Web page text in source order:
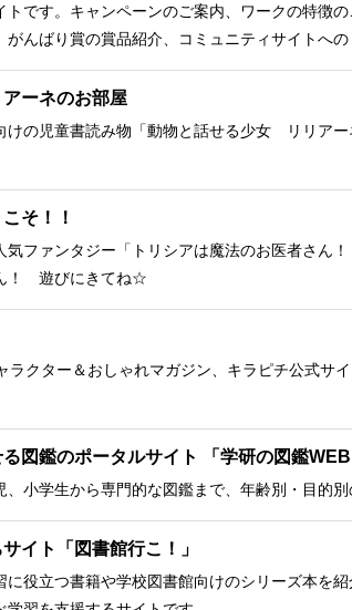
トです。キャンペーンのご案内、ワークの特徴
がんばり賞の賞品紹介、コミュニティサイトへ
ーネのお部屋
けの児童書読み物「動物と話せる少女 リリア
そ！！
気ファンタジー「トリシアは魔法のお医者さん
！ 遊びにきてね☆
ラクター＆おしゃれマガジン、キラピチ公式サ
図鑑のポータルサイト 「学研の図鑑WEB
小学生から専門的な図鑑まで、年齢別・目的
イト「図書館行こ！」
役立つ書籍や学校図書館向けのシリーズ本を